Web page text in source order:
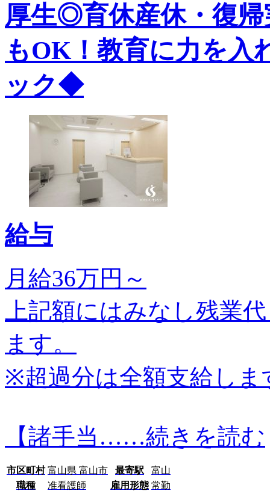
厚生◎育休産休・復
もOK！教育に力を入
ック◆
給与
月給36万円～
上記額にはみなし残業
ます。
※超過分は全額支給しま
【諸手当……続きを読む
市区町村 富山県 富山市 最寄駅
富山
職種
准看護師 雇用形態 常勤